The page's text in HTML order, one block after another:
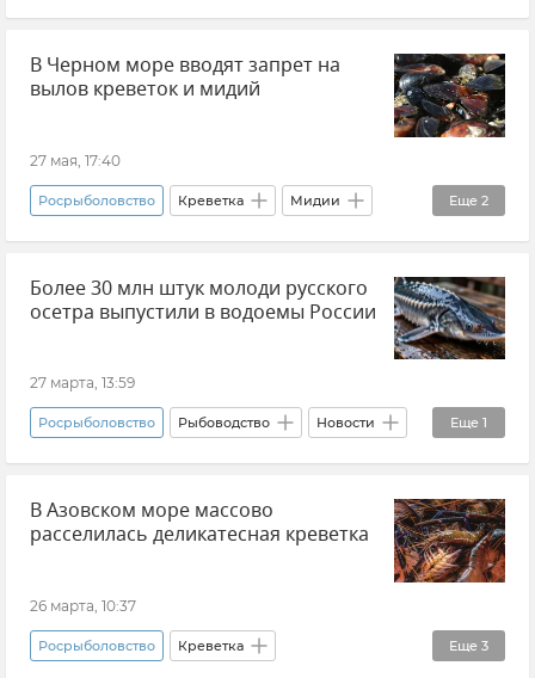
Азовское море Рыба Рыболовство
Новости
В Черном море вводят запрет на
вылов креветок и мидий
27 мая, 17:40
Еще 2
Росрыболовство Креветка Мидии
Черное море Крым
Более 30 млн штук молоди русского
осетра выпустили в водоемы России
27 марта, 13:59
Еще 1
Росрыболовство Рыбоводство Новости
Рыба
В Азовском море массово
расселилась деликатесная креветка
26 марта, 10:37
Еще 3
Росрыболовство Креветка